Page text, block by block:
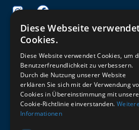
ZUM NEWSLETTER ANMELDEN
Melde dich jetzt zum Newsletter an
German
Diese Webseite
Cookies.
Diese Website verwendet Cookies, um
Benutzerfreundlichkeit zu verbessern.
Durch die Nutzung unserer Website
erklären Sie sich mit der Verwendung
Cookies in Übereinstimmung mit
Cookie-Richtlinie einverstanden. Weitere
Informationen